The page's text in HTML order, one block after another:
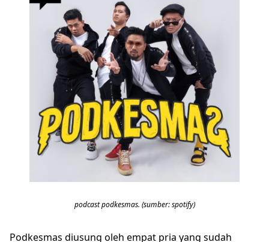
podcast podkesmas. (sumber: spotify)
Podkesmas diusung oleh empat pria yang sudah